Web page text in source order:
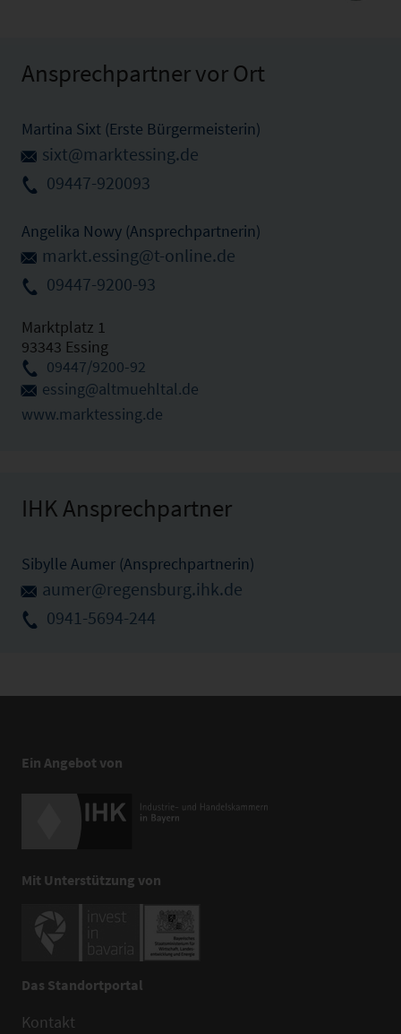
Ansprechpartner vor Ort
Martina Sixt (Erste Bürgermeisterin)
sixt@marktessing.de
09447-920093
Angelika Nowy (Ansprechpartnerin)
markt.essing@t-online.de
09447-9200-93
Marktplatz 1
93343 Essing
09447/9200-92
essing@altmuehltal.de
www.marktessing.de
IHK Ansprechpartner
Sibylle Aumer (Ansprechpartnerin)
aumer@regensburg.ihk.de
0941-5694-244
Ein Angebot von
Mit Unterstützung von
Das Standortportal
Kontakt